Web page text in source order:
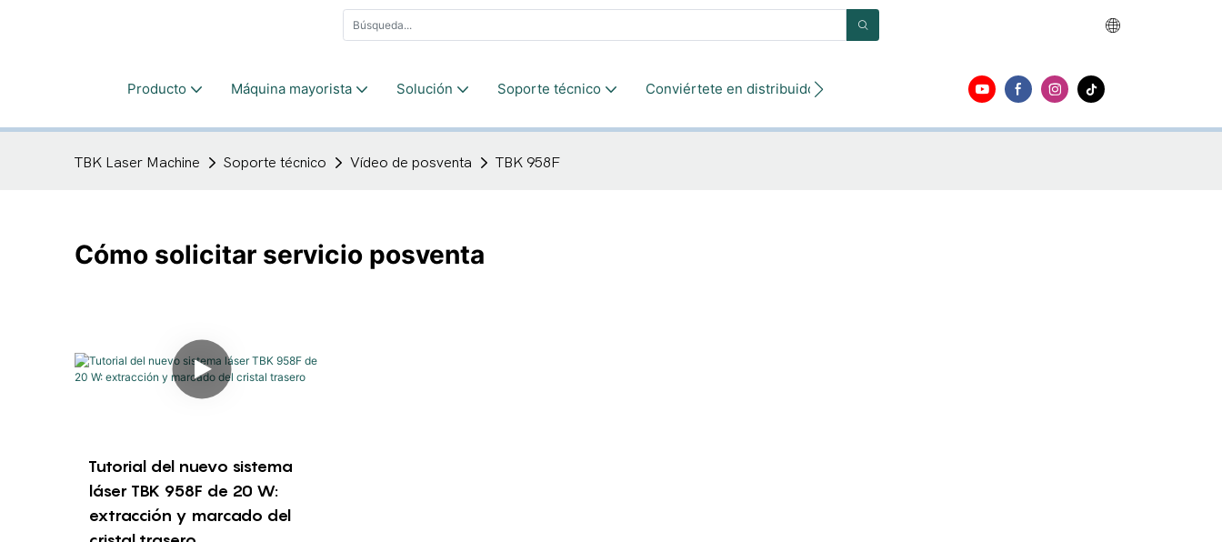
Producto Máquina mayorista Solución Soporte técnico Conviértete en distribuidor Contacto
TBK Laser Machine Soporte técnico Vídeo de posventa TBK 958F
Cómo solicitar servicio posventa
Tutorial del nuevo sistema
láser TBK 958F de 20 W:
extracción y marcado del